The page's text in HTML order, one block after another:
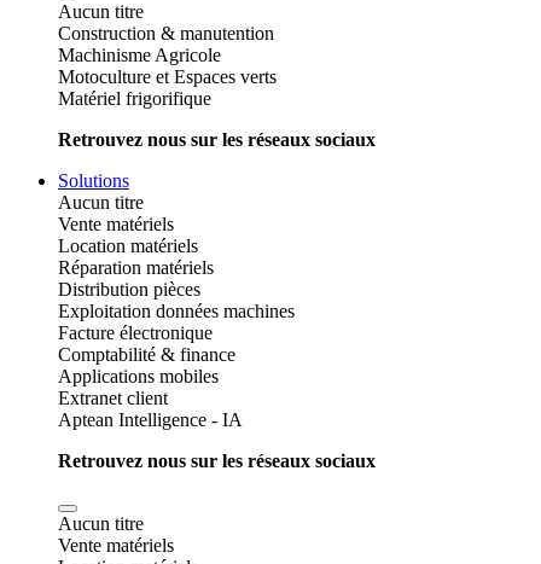
Aucun titre
Construction & manutention
Machinisme Agricole
Motoculture et Espaces verts
Matériel frigorifique
Retrouvez nous sur les réseaux sociaux
Solutions
Aucun titre
Vente matériels
Location matériels
Réparation matériels
Distribution pièces
Exploitation données machines
Facture électronique
Comptabilité & finance
Applications mobiles
Extranet client
Aptean Intelligence - IA
Retrouvez nous sur les réseaux sociaux
Aucun titre
Vente matériels